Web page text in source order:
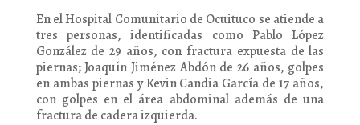
En el Hospital Comunitario de Ocuituco se atiende a
tres personas, identificadas como Pablo López
González de 29 años, con fractura expuesta de las
piernas; Joaquín Jiménez Abdón de 26 años, golpes
en ambas piernas y Kevin Candia García de 17 años,
con golpes en el área abdominal además de una
fractura de cadera izquierda.